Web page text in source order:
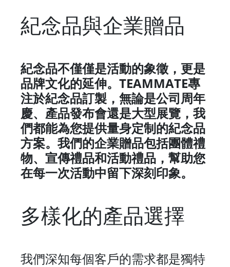
紀念品與企業贈品
紀念品不僅僅是活動的象徵，更是
品牌文化的延伸。 TEAMMATE專
注於紀念品訂製，無論是公司周年
慶、產品發布會還是大型展覽，我
們都能為您提供量身定制的紀念品
方案。我們的企業贈品包括團體禮
物、宣傳禮品和活動禮品，幫助您
在每一次活動中留下深刻印象。
多樣化的產品選擇
我們深知每個客戶的需求都是獨特